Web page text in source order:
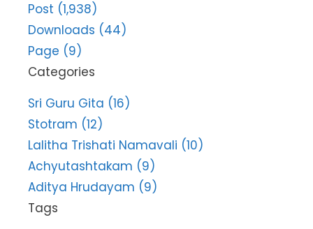
Post (1,938)
Downloads (44)
Page (9)
Categories
Sri Guru Gita (16)
Stotram (12)
Lalitha Trishati Namavali (10)
Achyutashtakam (9)
Aditya Hrudayam (9)
Tags